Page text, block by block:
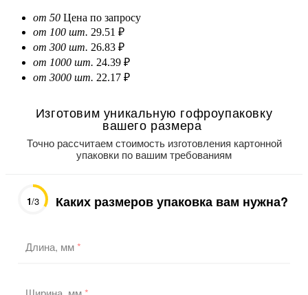
от 50 Цена по запросу
от 100 шт. 29.51 ₽
от 300 шт. 26.83 ₽
от 1000 шт. 24.39 ₽
от 3000 шт. 22.17 ₽
Изготовим уникальную гофроупаковку
вашего размера
Точно рассчитаем стоимость изготовления картонной
упаковки по вашим требованиям
1/3 Каких размеров упаковка вам нужна?
Длина, мм*